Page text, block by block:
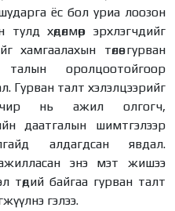
ёс бол уриа лоозон
хөдөлмөр эрхлэгчдийг
төлөө гурван
оролцоотойгоор
Гурван талт хэлэлцээрийг
нь ажил олгогч,
даатгалын шимтгэлээр
алдагдсан явдал.
ажилласан энэ мэт жишээ
төдий байгаа гурван талт
гэлээ.